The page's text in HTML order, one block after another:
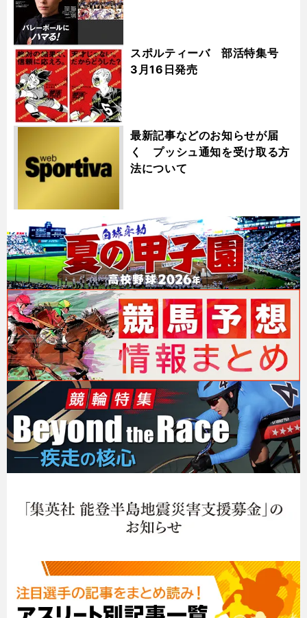
スポルティーバ 部活特集号
3月16日発売
最新記事などのお知らせが届
く プッシュ通知を受け取る方
法について